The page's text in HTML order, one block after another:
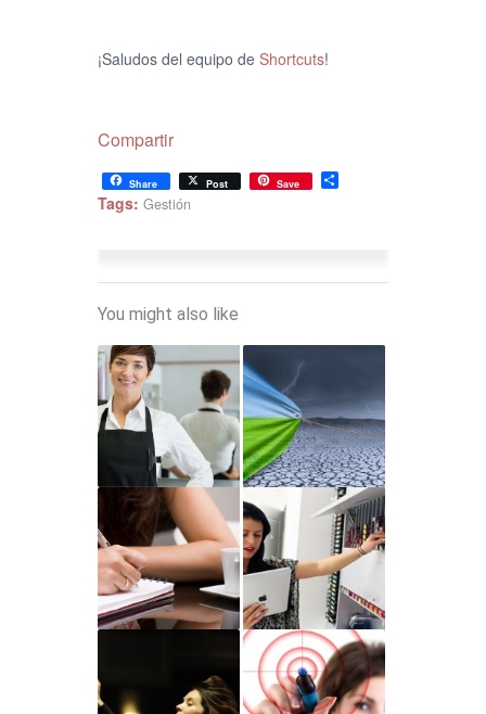
¡Saludos del equipo de Shortcuts!
Compartir
Share Post Save
Tags: Gestión
You might also like